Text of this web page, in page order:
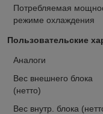
Потребляемая
режиме охлаждения
Пользовательские
Аналоги
Вес внешнего блока
(нетто)
Вес внутр. блока